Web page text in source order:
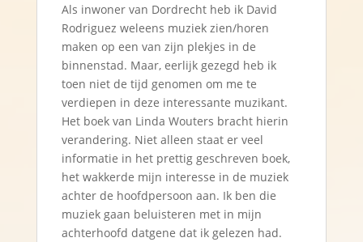
Als inwoner van Dordrecht heb ik David
Rodriguez weleens muziek zien/horen
maken op een van zijn plekjes in de
binnenstad. Maar, eerlijk gezegd heb ik
toen niet de tijd genomen om me te
verdiepen in deze interessante muzikant.
Het boek van Linda Wouters bracht hierin
verandering. Niet alleen staat er veel
informatie in het prettig geschreven boek,
het wakkerde mijn interesse in de muziek
achter de hoofdpersoon aan. Ik ben die
muziek gaan beluisteren met in mijn
achterhoofd datgene dat ik gelezen had.